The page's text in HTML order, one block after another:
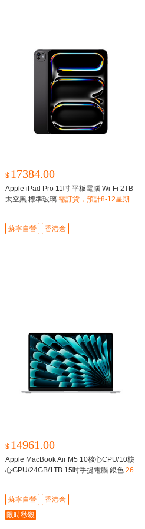
$ 17384.00
Apple iPad Pro 11吋 平板電腦 Wi-Fi 2TB
太空黑 標準玻璃 需訂貨，預計8-12星期
蘇寧自營 香港倉
$ 14961.00
Apple MacBook Air M5 10核心CPU/10核
心GPU/24GB/1TB 15吋手提電腦 銀色 26
蘇寧自營
香港倉
限時秒殺